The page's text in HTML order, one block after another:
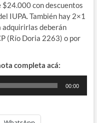
con descuentos
IUPA. También hay 2×1
adquirirlas deberán
(Río Doria 2263) o por
completa acá:
00:00